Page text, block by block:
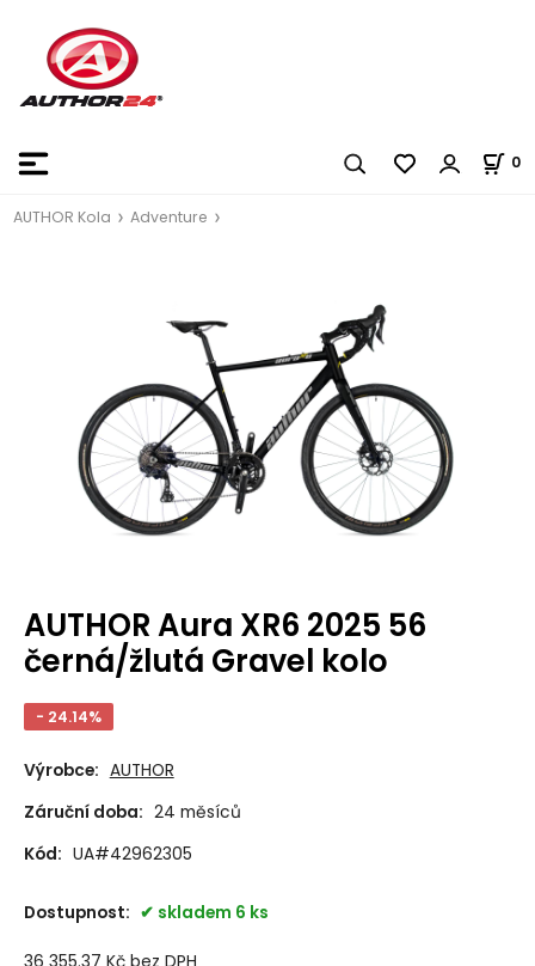
0
AUTHOR Kola Adventure
AUTHOR Aura XR6 2025 56
černá/žlutá Gravel kolo
- 24.14%
Výrobce: AUTHOR
Záruční doba: 24 měsíců
Kód: UA#42962305
Dostupnost: skladem 6 ks